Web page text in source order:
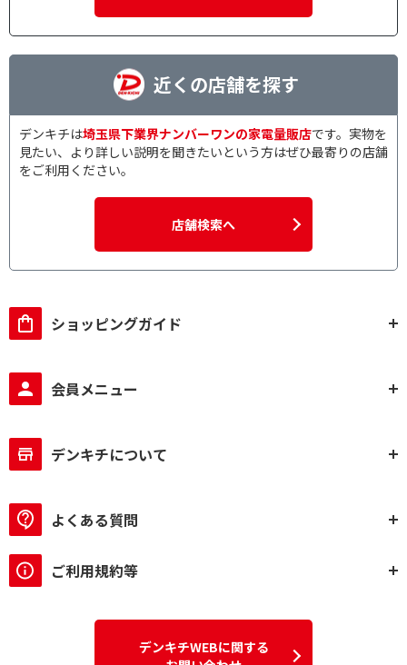
近くの店舗を探す
デンキチは埼玉県下業界ナンバーワンの家電量販店です。実物を
見たい、より詳しい説明を聞きたいという方はぜひ最寄りの店舗
をご利用ください。
店舗検索へ
ショッピングガイド
会員メニュー
デンキチについて
よくある質問
ご利用規約等
デンキチWEBに関する